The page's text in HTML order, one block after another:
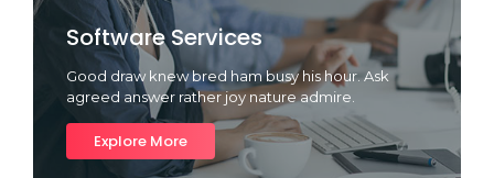
Software Services
Good draw knew bred ham busy his hour. Ask
agreed answer rather joy nature admire.
Explore More